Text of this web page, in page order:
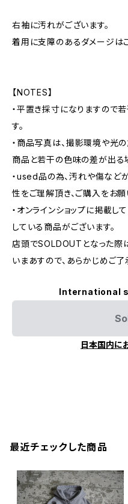
右袖に汚れがございます。
着用に支障のあるダメージは
【NOTES】
・平置き採寸になりますので
す。
・商品写真は、撮影環境や光
商品と若干の色味の差が出る
・used品の為、汚れや傷など
性をご理解頂き、ご購入をお願
・オンラインショップに掲載
している商品がございます。
店頭でSOLDOUTとなった際
いまあすので、あらかじめご了
International
日本国内に
最近チェックした商品